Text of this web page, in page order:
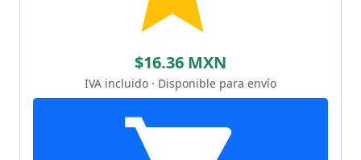
$16.36 MXN
IVA incluido · Disponible para envío